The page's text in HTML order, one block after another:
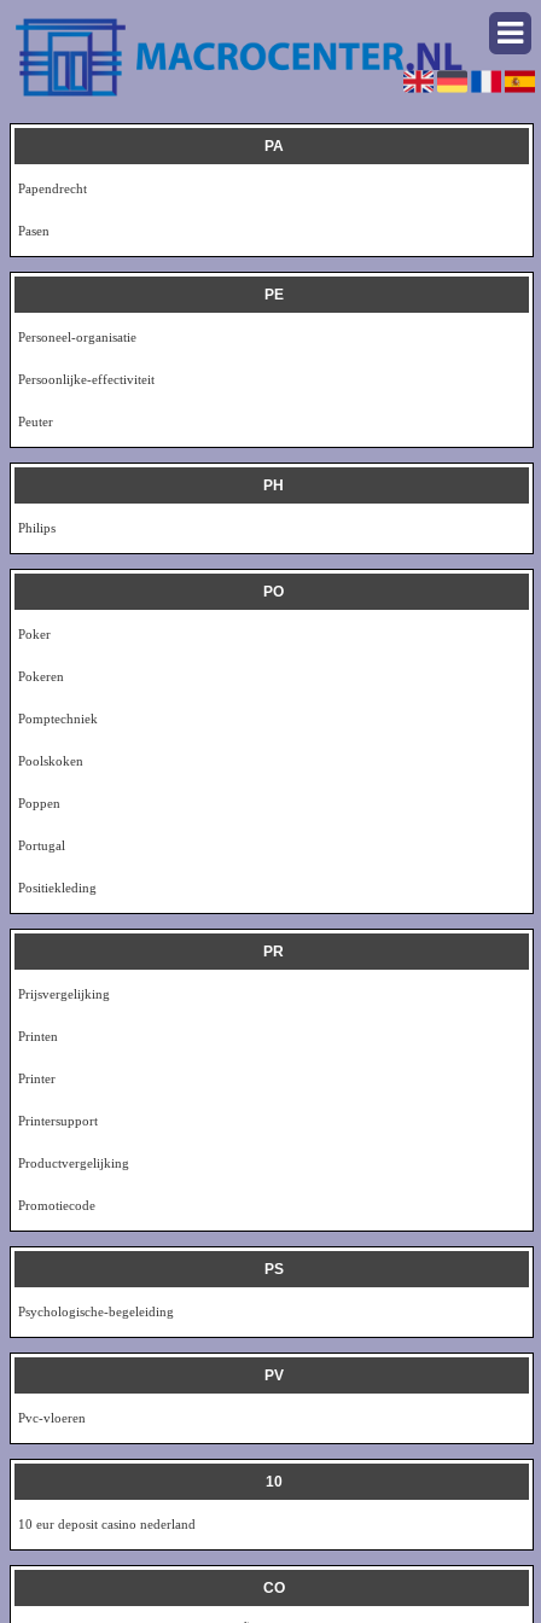
PA
Papendrecht
Pasen
PE
Personeel-organisatie
Persoonlijke-effectiviteit
Peuter
PH
Philips
PO
Poker
Pokeren
Pomptechniek
Poolskoken
Poppen
Portugal
Positiekleding
PR
Prijsvergelijking
Printen
Printer
Printersupport
Productvergelijking
Promotiecode
PS
Psychologische-begeleiding
PV
Pvc-vloeren
10
10 eur deposit casino nederland
CO